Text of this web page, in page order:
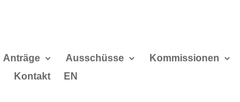
Anträge Ausschüsse
Kommissionen
Kontakt EN